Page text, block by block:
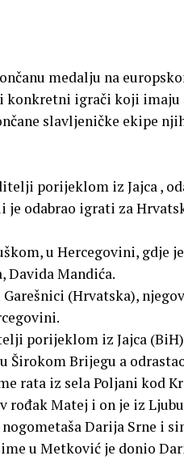
medalju na
konkretni igrači koji
slavljeničke ekipe
porijeklom iz Jajca ,
je odabrao igrati za
u Hercegovini, gdje
Davida Mandića.
Garešnici (Hrvatska),
porijeklom iz Jajca
u Širokom Brijegu a
rata iz sela Poljani kod
rođak Matej i on je iz
Darija Srne i
u Metković je donio